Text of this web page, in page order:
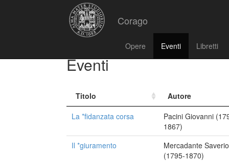
Corago
Opere Eventi Libretti
Eventi
Titolo
Autore
La *fidanzata corsa
Pacini Giovanni
1867)
Il *giuramento
Mercadante Saverio
(1795-1870)